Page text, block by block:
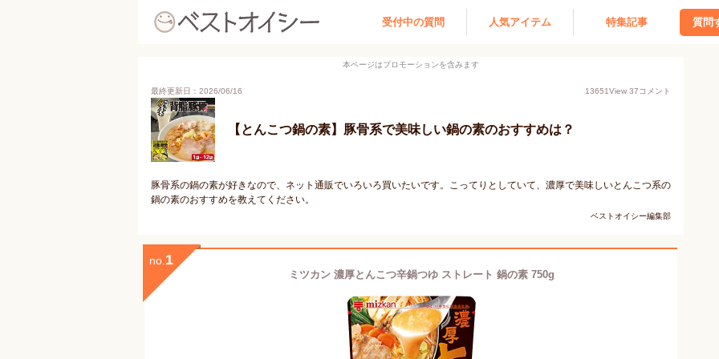
受付中の質問 人気アイテム 特集記事 質問
本ページはプロモーションを含みます
最終更新日：2026/06/16 13651View 37コメント
【とんこつ鍋の素】豚骨系で美味しい鍋の素のおすすめは？
豚骨系の鍋の素が好きなので、ネット通販でいろいろ買いたいです。こってりとしていて、濃厚で美味しいとんこつ系の
鍋の素のおすすめを教えてください。
ベストオイシー編集部
no. 1
ミツカン 濃厚とんこつ辛鍋つゆ ストレート 鍋の素 750g